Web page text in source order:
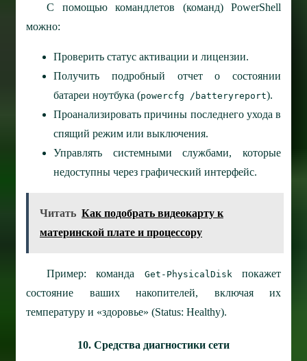
С помощью командлетов (команд) PowerShell
можно:
Проверить статус активации и лицензии.
Получить подробный отчет о состоянии
батареи ноутбука (powercfg /batteryreport).
Проанализировать причины последнего ухода в
спящий режим или выключения.
Управлять системными службами, которые
недоступны через графический интерфейс.
Читать Как подобрать видеокарту к
материнской плате и процессору
Пример: команда Get-PhysicalDisk покажет
состояние ваших накопителей, включая их
температуру и «здоровье» (Status: Healthy).
10. Средства диагностики сети